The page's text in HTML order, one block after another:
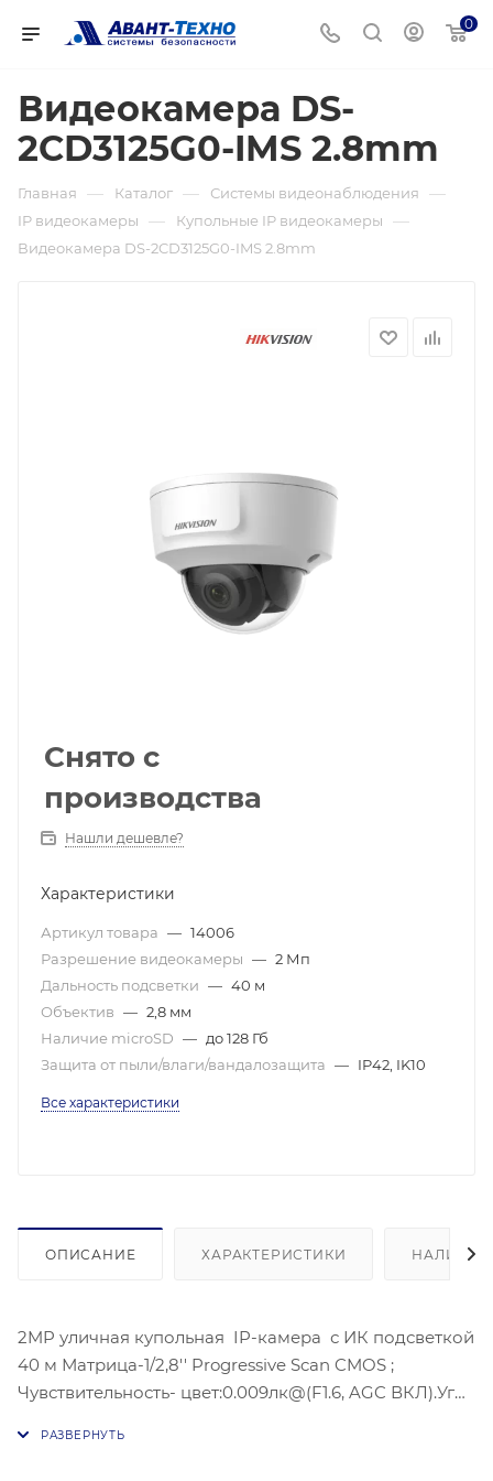
0
Видеокамера DS-
2CD3125G0-IMS 2.8mm
Главная — Каталог — Системы видеонаблюдения —
IP видеокамеры — Купольные IP видеокамеры —
Видеокамера DS-2CD3125G0-IMS 2.8mm
Снято с
производства
Нашли дешевле?
Характеристики
Артикул товара — 14006
Разрешение видеокамеры — 2 Мп
Дальность подсветки — 40 м
Объектив — 2,8 мм
Наличие microSD — до 128 Гб
Защита от пыли/влаги/вандалозащита — IP42, IK10
Все характеристики
ОПИСАНИЕ ХАРАКТЕРИСТИКИ НАЛИЧИЕ
2MP уличная купольная IP-камера с ИК подсветкой
40 м Матрица-1/2,8'' Progressive Scan CMOS ;
Чувствительность- цвет:0.009лк@(F1.6, AGC ВКЛ).Угол